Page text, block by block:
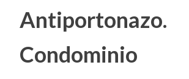
Antiportonazo.
Condominio